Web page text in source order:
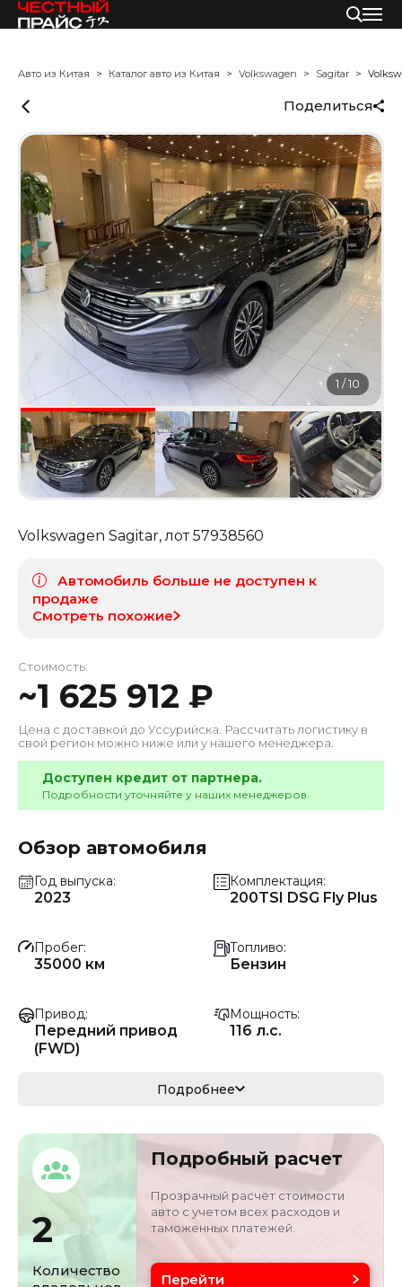
Авто из Китая Каталог авто из Китая Volkswagen Sagitar
Поделиться
1 /10
Volkswagen Sagitar, лот57938560
Автомобиль больше не доступен к
продаже
Смотреть похожие
Стоимость:
~1 625 912 ₽
Цена с доставкой до Уссурийска . Рассчитать логистику в
свой регион можно ниже или у нашего менеджера.
Доступен кредит от партнера.
Подробности уточняйте у наших менеджеров.
Обзор автомобиля
Год выпуска
2023
Комплектация
200TSI DSG Fly Plus
Пробег
35000 км
Топливо
Бензин
Привод
Передний привод
(FWD)
Мощность
116 л.с.
85 кВ
Кузов
седан/хэтчбек
LFV1A2BU8N44934
Объём двигателя
1.2 л
Цвет
Подробнее
2
Количество
Подробный расчет
Прозрачный расчёт стоимости
авто с учетом всех расходов и
таможенных платежей.
Перейти